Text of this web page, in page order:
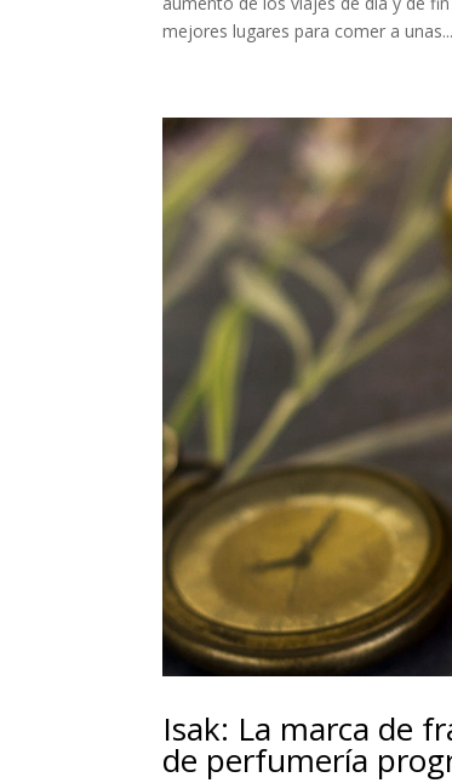
mejores lugares para comer a unas...
Isak: La marca de
de perfumería